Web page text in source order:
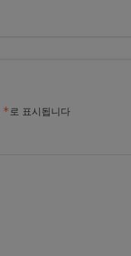
*로 표시됩니다